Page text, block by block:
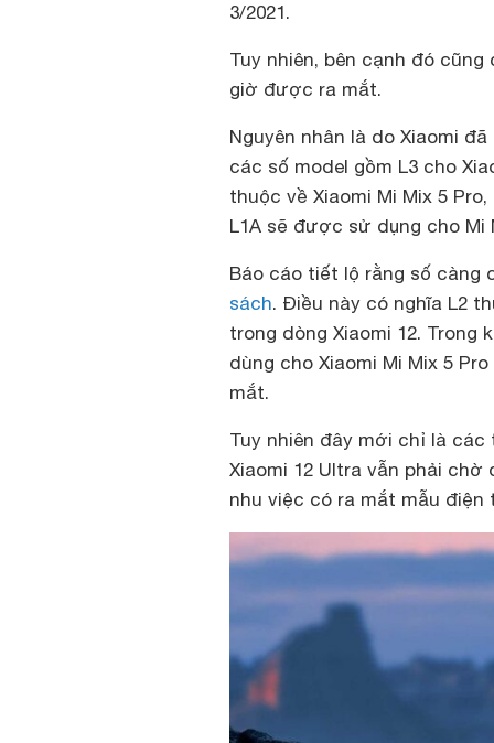
3/2021.
Tuy nhiên, bên cạnh đó
giờ được ra mắt.
Nguyên nhân là do Xiaomi
các số model gồm L3 cho
thuộc về Xiaomi Mi Mix 5
L1A sẽ được sử dụng cho Mi
Báo cáo tiết lộ rằng số càng
sách. Điều này có nghĩa L2
trong dòng Xiaomi 12. Trong
dùng cho Xiaomi Mi Mix 5
mắt.
Tuy nhiên đây mới chỉ là
Xiaomi 12 Ultra vẫn phải
nhu việc có ra mắt mẫu điện